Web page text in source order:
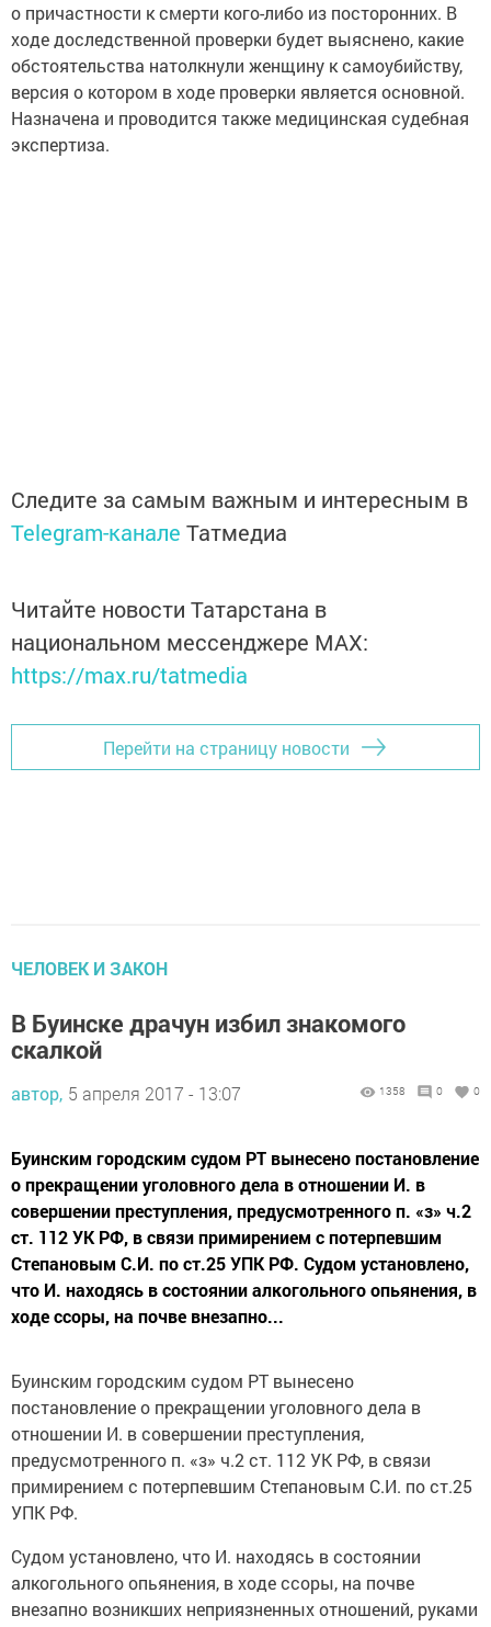
о причастности к смерти кого-либо из посторонних. В
ходе доследственной проверки будет выяснено, какие
обстоятельства натолкнули женщину к самоубийству,
версия о котором в ходе проверки является основной.
Назначена и проводится также медицинская судебная
экспертиза.
Следите за самым важным и интересным в
Telegram-канале Татмедиа
Читайте новости Татарстана в
национальном мессенджере MАХ:
https://max.ru/tatmedia
Перейти на страницу новости
ЧЕЛОВЕК И ЗАКОН
В Буинске драчун избил знакомого
скалкой
автор, 5 апреля 2017 - 13:07 1358 0 0
Буинским городским судом РТ вынесено постановление
о прекращении уголовного дела в отношении И. в
совершении преступления, предусмотренного п. «з» ч.2
ст. 112 УК РФ, в связи примирением с потерпевшим
Степановым С.И. по ст.25 УПК РФ. Судом установлено,
что И. находясь в состоянии алкогольного опьянения, в
ходе ссоры, на почве внезапно...
Буинским городским судом РТ вынесено
постановление о прекращении уголовного дела в
отношении И. в совершении преступления,
предусмотренного п. «з» ч.2 ст. 112 УК РФ, в связи
примирением с потерпевшим Степановым С.И. по ст.25
УПК РФ.
Судом установлено, что И. находясь в состоянии
алкогольного опьянения, в ходе ссоры, на почве
внезапно возникших неприязненных отношений, руками